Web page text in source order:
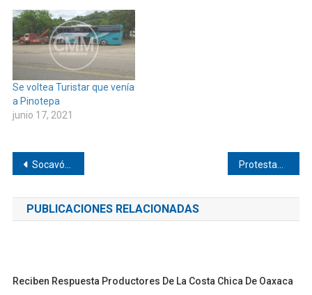
Se voltea Turistar que venía
a Pinotepa
junio 17, 2021
Navegación
de
entradas
Socavón en carretera federal 125 Pinotepa
PUBLICACIONES RELACIONADAS
Reciben Respuesta Productores De La Costa Chica De Oaxaca